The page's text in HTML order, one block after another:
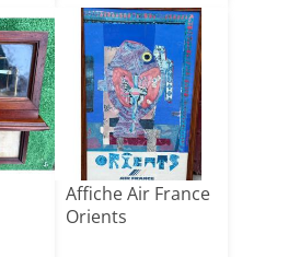
Affiche Air France
Orients